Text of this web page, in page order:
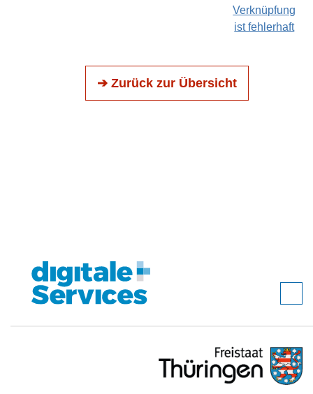
Verknüpfung
ist fehlerhaft
➔ Zurück zur Übersicht